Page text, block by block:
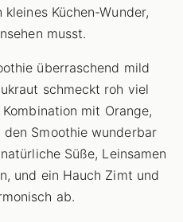
Küchen-Wunder,
musst.
überraschend mild
schmeckt roh viel
mit Orange,
Smoothie wunderbar
Süße, Leinsamen
und ein Hauch Zimt und
ab.